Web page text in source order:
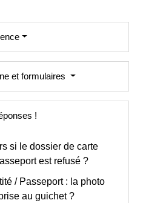
et formulaires
!
si le dossier de carte
est refusé ?
/ Passeport : la photo
au guichet ?